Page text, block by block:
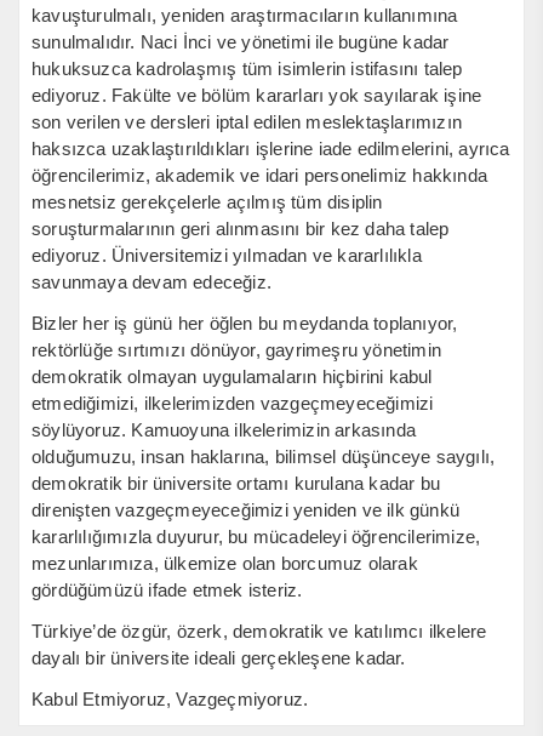
kavuşturulmalı, yeniden araştırmacıların kullanımına
sunulmalıdır. Naci İnci ve yönetimi ile bugüne kadar
hukuksuzca kadrolaşmış tüm isimlerin istifasını talep
ediyoruz. Fakülte ve bölüm kararları yok sayılarak işine
son verilen ve dersleri iptal edilen meslektaşlarımızın
haksızca uzaklaştırıldıkları işlerine iade edilmelerini, ayrıca
öğrencilerimiz, akademik ve idari personelimiz hakkında
mesnetsiz gerekçelerle açılmış tüm disiplin
soruşturmalarının geri alınmasını bir kez daha talep
ediyoruz. Üniversitemizi yılmadan ve kararlılıkla
savunmaya devam edeceğiz.
Bizler her iş günü her öğlen bu meydanda toplanıyor,
rektörlüğe sırtımızı dönüyor, gayrimeşru yönetimin
demokratik olmayan uygulamaların hiçbirini kabul
etmediğimizi, ilkelerimizden vazgeçmeyeceğimizi
söylüyoruz. Kamuoyuna ilkelerimizin arkasında
olduğumuzu, insan haklarına, bilimsel düşünceye saygılı,
demokratik bir üniversite ortamı kurulana kadar bu
direnişten vazgeçmeyeceğimizi yeniden ve ilk günkü
kararlılığımızla duyurur, bu mücadeleyi öğrencilerimize,
mezunlarımıza, ülkemize olan borcumuz olarak
gördüğümüzü ifade etmek isteriz.
Türkiye’de özgür, özerk, demokratik ve katılımcı ilkelere
dayalı bir üniversite ideali gerçekleşene kadar.
Kabul Etmiyoruz, Vazgeçmiyoruz.